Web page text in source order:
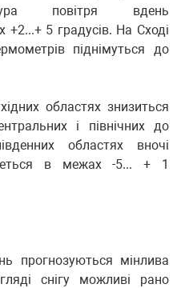
повітря вдень
5 градусів. На Сході
піднімуться до
областях знизиться
і північних до
областях вночі
в межах -5... + 1
прогнозуються мінлива
снігу можливі рано